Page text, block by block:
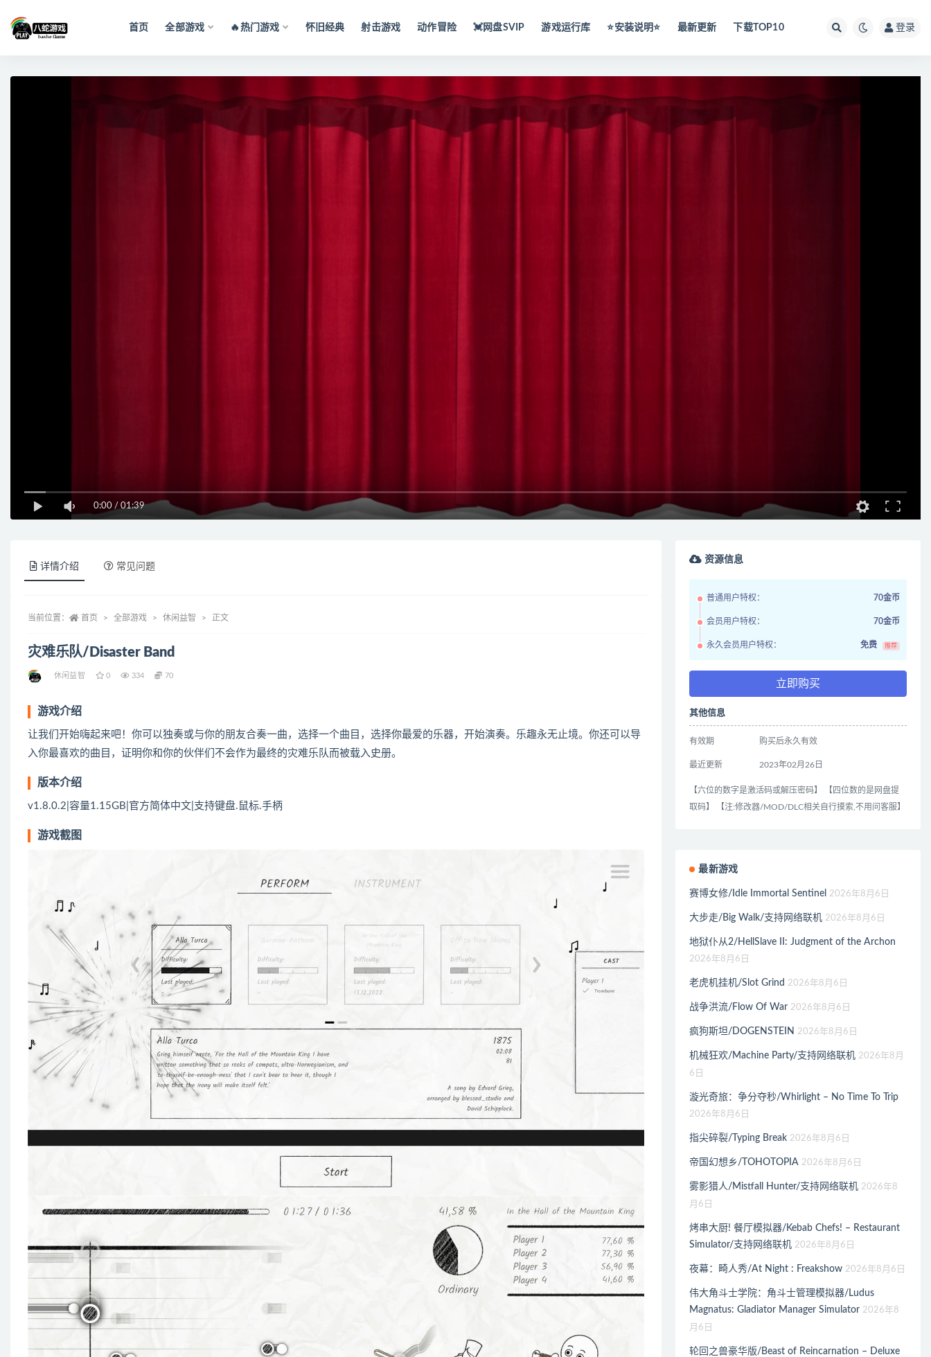
首页 全部游戏 🔥热门游戏 怀旧经典 射击游戏 动作冒险 💓网盘SVIP 游戏运行库 ⭐️安装说明⭐️ 最新更新 下载TOP10 登录
0:00 / 01:39
详情介绍 常见问题
当前位置： 首页 全部游戏 休闲益智 正文
灾难乐队/Disaster Band
休闲益智 0 334 70
游戏介绍
让我们开始嗨起来吧！你可以独奏或与你的朋友合奏一曲，选择一个曲目，选择你最爱的乐器，开始演奏。乐趣永无止境。你还可以导
入你最喜欢的曲目，证明你和你的伙伴们不会作为最终的灾难乐队而被载入史册。
版本介绍
v1.8.0.2|容量1.15GB|官方简体中文|支持键盘.鼠标.手柄
游戏截图
资源信息
普通用户特权： 70金币
会员用户特权： 70金币
永久会员用户特权： 免费 推荐
立即购买
其他信息
有效期 购买后永久有效
最近更新 2023年02月26日
【六位的数字是激活码或解压密码】 【四位数的是网盘提
取码】 【注:修改器/MOD/DLC相关自行摸索,不用问客服】
最新游戏
赛博女修/Idle Immortal Sentinel 2026年8月6日
大步走/Big Walk/支持网络联机 2026年8月6日
地狱仆从2/HellSlave II: Judgment of the Archon
2026年8月6日
老虎机挂机/Slot Grind 2026年8月6日
战争洪流/Flow Of War 2026年8月6日
疯狗斯坦/DOGENSTEIN 2026年8月6日
机械狂欢/Machine Party/支持网络联机 2026年8月
6日
漩光奇旅：争分夺秒/Whirlight – No Time To Trip
2026年8月6日
指尖碎裂/Typing Break 2026年8月6日
帝国幻想乡/TOHOTOPIA 2026年8月6日
雾影猎人/Mistfall Hunter/支持网络联机 2026年8
月6日
烤串大厨! 餐厅模拟器/Kebab Chefs! – Restaurant
Simulator/支持网络联机 2026年8月6日
夜幕：畸人秀/At Night : Freakshow 2026年8月6日
伟大角斗士学院：角斗士管理模拟器/Ludus
Magnatus: Gladiator Manager Simulator 2026年8
月6日
轮回之兽豪华版/Beast of Reincarnation – Deluxe